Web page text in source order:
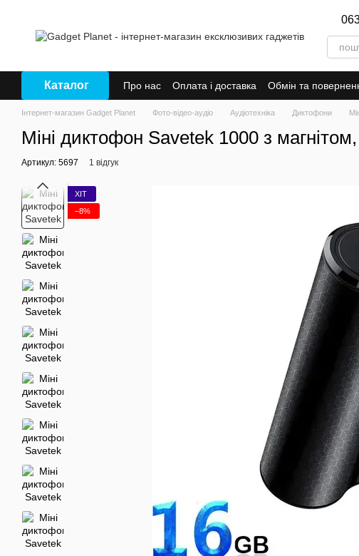
Каталог Про нас Оплата і доставка Обмін та
Інтернет-магазин Gadget Planet Фото-відео-аудіо Аудіотехніка Диктофони
Міні диктофон Savetek 1000 з
Артикул: 5697 1 відгук
ХІТ
−8%